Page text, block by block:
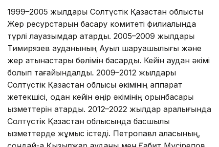
1999–2005 жылдары Солтүстік Қазақстан облыстық
Жер ресурстарын басқару комитеті филиалында
түрлі лауазымдар атқарды. 2005–2009 жылдары
Тимирязев ауданының Ауыл шаруашылығы және
жер қатынастары бөлімін басқарды. Кейін аудан әкімі
болып тағайындалды. 2009–2012 жылдары
Солтүстік Қазақстан облысы әкімінің аппарат
жетекшісі, одан кейін өңір әкімінің орынбасары
қызметтерін атқарды. 2012–2022 жылдар аралығында
Солтүстік Қазақстан облысында басшылық
қызметтерде жұмыс істеді. Петропавл қаласының,